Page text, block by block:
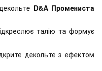
D&A Промениста
талію та формує
декольте з ефектом